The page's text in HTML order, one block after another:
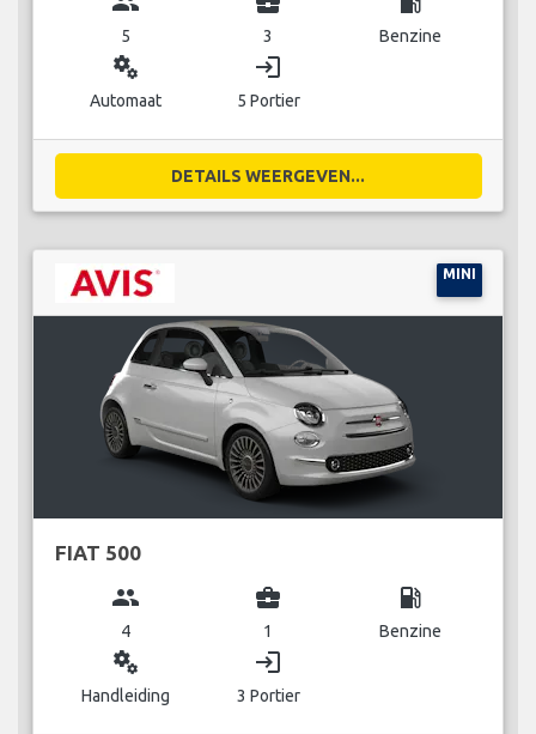
5 3 Benzine
miscellaneous_services
Automaat
login
5 Portier
DETAILS WEERGEVEN...
MINI
FIAT 500
group
4
business_center
1
local_gas_station
Benzine
miscellaneous_services
Handleiding
login
3 Portier